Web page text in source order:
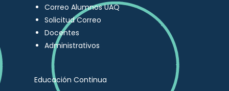
Correo Alumnos UAQ
Solicitud Correo
Docentes
Administrativos
Educación Continua